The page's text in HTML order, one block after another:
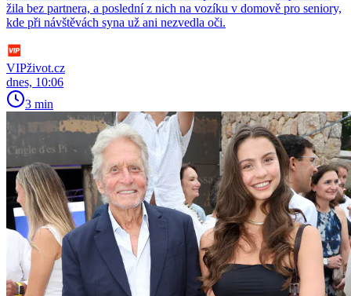
žila bez partnera, a poslední z nich na vozíku v domově pro seniory,
kde při návštěvách syna už ani nezvedla oči.
VIPživot.cz
dnes, 10:06
3 min